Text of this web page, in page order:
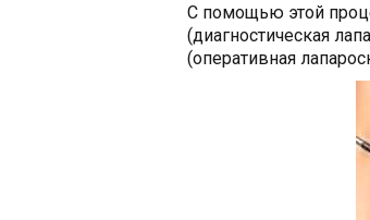
С помощью этой
(диагностическая
(оперативная